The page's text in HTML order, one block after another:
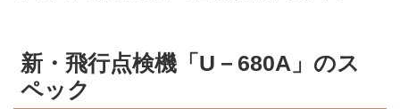
新・飛行点検機「U－680A」のス
ペック